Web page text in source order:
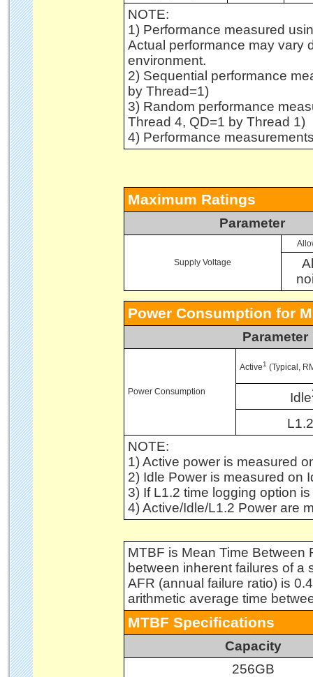
NOTE:
1) Performance measured
Actual performance may vary
environment.
2) Sequential performance
by Thread=1)
3) Random performance
Thread 4, QD=1 by Thread 1)
4) Performance
Maximum Ratings
Parameter
Supply Voltage
Power Consumption for
Parameter
Power Consumption
Active1 (Typical,
Idle
L1.2
NOTE:
1) Active power is measured
2) Idle Power is measured on
3) If L1.2 time logging option
4) Active/Idle/L1.2 Power are
MTBF is Mean Time Between
between inherent failures of a
AFR (annual failure ratio) is
arithmetic average time
MTBF Specifications
Capacity
256GB